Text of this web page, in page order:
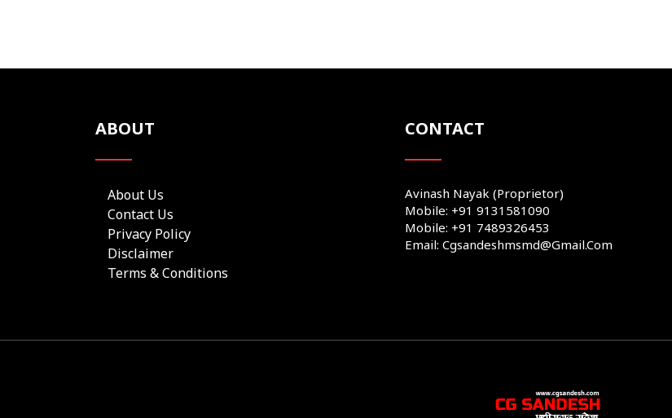
ABOUT
About Us
Contact Us
Privacy Policy
Disclaimer
Terms & Conditions
CONTACT
Avinash Nayak (Proprietor)
Mobile: +91 9131581090
Mobile: +91 7489326453
Email: Cgsandeshmsmd@gmail.com